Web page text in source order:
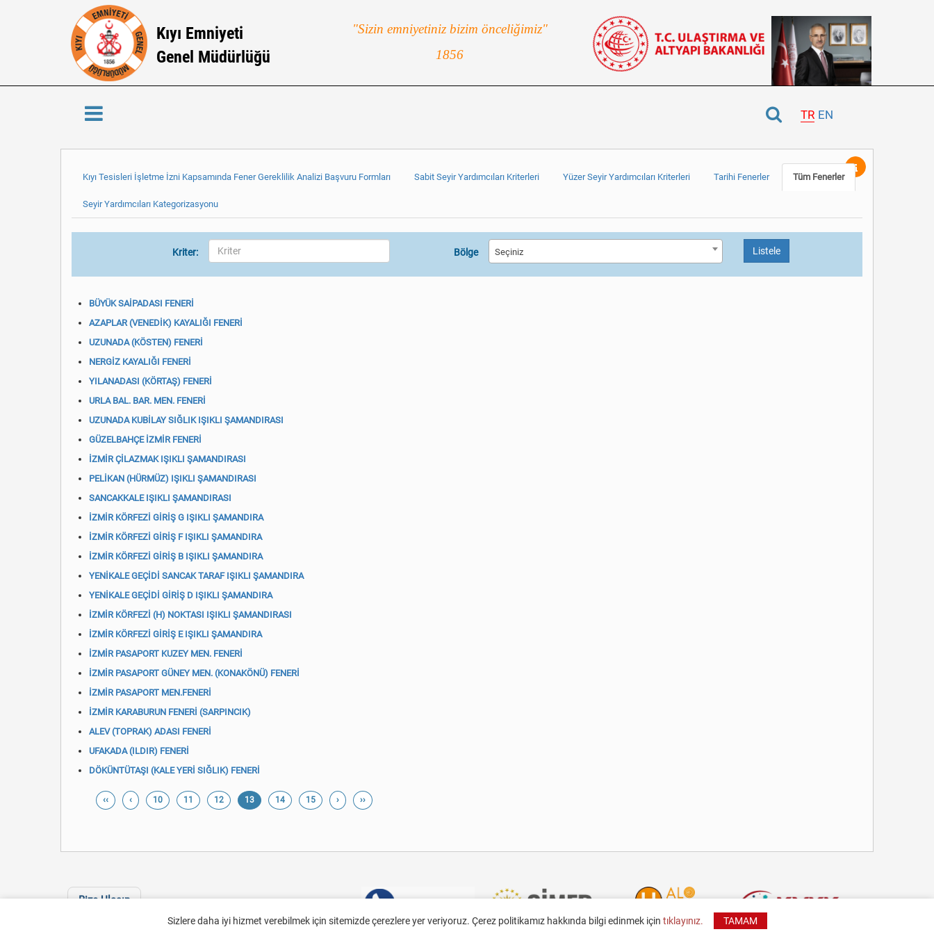
Kıyı Emniyeti
Genel Müdürlüğü
"Sizin emniyetiniz bizim önceliğimiz"
1856
TR EN
Kıyı Tesisleri İşletme İzni Kapsamında Fener Gereklilik Analizi Başvuru Formları Sabit Seyir Yardımcıları Kriterleri Yüzer Seyir Yardımcıları Kriterleri Tarihi Fenerler Tüm Fenerler
Seyir Yardımcıları Kategorizasyonu
Kriter: Bölge Seçiniz Listele
BÜYÜK SAİPADASI FENERİ
AZAPLAR (VENEDİK) KAYALIĞI FENERİ
UZUNADA (KÖSTEN) FENERİ
NERGİZ KAYALIĞI FENERİ
YILANADASI (KÖRTAŞ) FENERİ
URLA BAL. BAR. MEN. FENERİ
UZUNADA KUBİLAY SIĞLIK IŞIKLI ŞAMANDIRASI
GÜZELBAHÇE İZMİR FENERİ
İZMİR ÇİLAZMAK IŞIKLI ŞAMANDIRASI
PELİKAN (HÜRMÜZ) IŞIKLI ŞAMANDIRASI
SANCAKKALE IŞIKLI ŞAMANDIRASI
İZMİR KÖRFEZİ GİRİŞ G IŞIKLI ŞAMANDIRA
İZMİR KÖRFEZİ GİRİŞ F IŞIKLI ŞAMANDIRA
İZMİR KÖRFEZİ GİRİŞ B IŞIKLI ŞAMANDIRA
YENİKALE GEÇİDİ SANCAK TARAF IŞIKLI ŞAMANDIRA
YENİKALE GEÇİDİ GİRİŞ D IŞIKLI ŞAMANDIRA
İZMİR KÖRFEZİ (H) NOKTASI IŞIKLI ŞAMANDIRASI
İZMİR KÖRFEZİ GİRİŞ E IŞIKLI ŞAMANDIRA
İZMİR PASAPORT KUZEY MEN. FENERİ
İZMİR PASAPORT GÜNEY MEN. (KONAKÖNÜ) FENERİ
İZMİR PASAPORT MEN.FENERİ
İZMİR KARABURUN FENERİ (SARPINCIK)
ALEV (TOPRAK) ADASI FENERİ
UFAKADA (ILDIR) FENERİ
DÖKÜNTÜTAŞI (KALE YERİ SIĞLIK) FENERİ
‹‹ ‹ 10 11 12 13 14 15 › ››
Bize Ulaşın
Sizlere daha iyi hizmet verebilmek için sitemizde çerezlere yer veriyoruz. Çerez politikamız hakkında bilgi edinmek için tıklayınız. TAMAM